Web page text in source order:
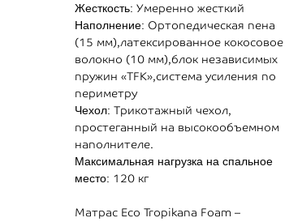
Жесткость: Умеренно жесткий
Наполнение: Ортопедическая пена
(15 мм),латексированное кокосовое
волокно (10 мм),блок независимых
пружин «TFK»,система усиления по
периметру
Чехол: Трикотажный чехол,
простеганный на высокообъемном
наполнителе.
Максимальная нагрузка на спальное
место: 120 кг
Матрас Eco Tropikana Foam –